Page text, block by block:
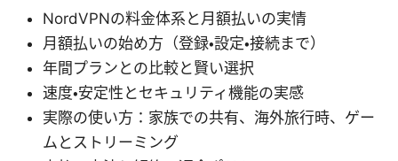
NordVPNの料金体系と月額払いの実情
月額払いの始め方（登録・設定・接続まで）
年間プランとの比較と賢い選択
速度・安定性とセキュリティ機能の実感
実際の使い方：家族での共有、海外旅行時、ゲー
ムとストリーミング